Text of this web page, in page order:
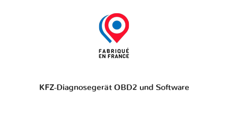
KFZ-Diagnosegerät OBD2 und Software